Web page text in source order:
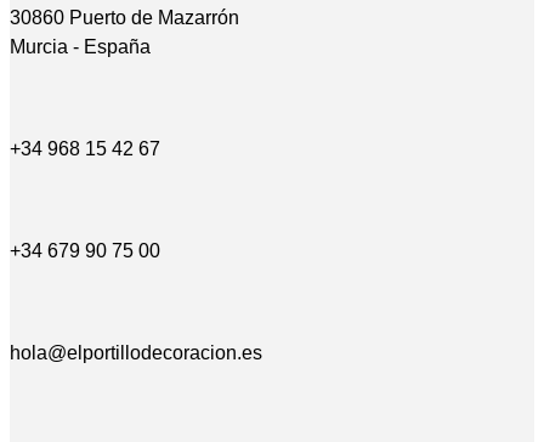
30860 Puerto de Mazarrón
Murcia - España
+34 968 15 42 67
+34 679 90 75 00
hola@elportillodecoracion.es